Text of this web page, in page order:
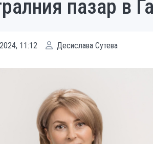
пазар в
11:12 Десислава Сутева